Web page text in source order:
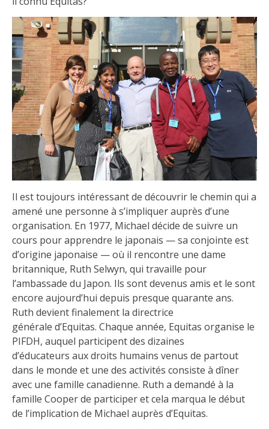
Il est toujours intéressant de découvrir le chemin qui a
amené une personne à s’impliquer auprès d’une
organisation. En 1977, Michael décide de suivre un
cours pour apprendre le japonais — sa conjointe est
d’origine japonaise — où il rencontre une dame
britannique, Ruth Selwyn, qui travaille pour
l’ambassade du Japon. Ils sont devenus amis et le sont
encore aujourd’hui depuis presque quarante ans.
Ruth devient finalement la directrice
générale d’Equitas. Chaque année, Equitas organise le
PIFDH, auquel participent des dizaines
d’éducateurs aux droits humains venus de partout
dans le monde et une des activités consiste à dîner
avec une famille canadienne. Ruth a demandé à la
famille Cooper de participer et cela marqua le début
de l’implication de Michael auprès d’Equitas.